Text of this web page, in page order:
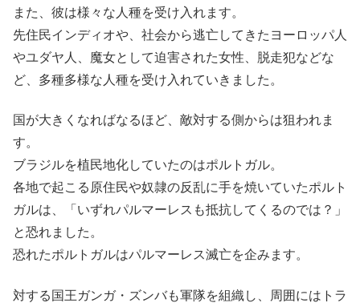
また、彼は様々な人種を受け入れます。
先住民インディオや、社会から逃亡してきたヨーロッパ人
やユダヤ人、魔女として迫害された女性、脱走犯などな
ど、多種多様な人種を受け入れていきました。
国が大きくなればなるほど、敵対する側からは狙われま
す。
ブラジルを植民地化していたのはポルトガル。
各地で起こる原住民や奴隷の反乱に手を焼いていたポルト
ガルは、「いずれパルマーレスも抵抗してくるのでは？」
と恐れました。
恐れたポルトガルはパルマーレス滅亡を企みます。
対する国王ガンガ・ズンバも軍隊を組織し、周囲にはトラ